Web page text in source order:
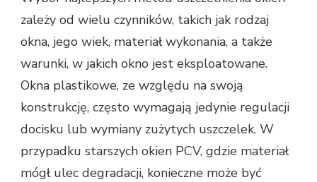
zależy od wielu czynników, takich jak rodzaj
okna, jego wiek, materiał wykonania, a także
warunki, w jakich okno jest eksploatowane.
Okna plastikowe, ze względu na swoją
konstrukcję, często wymagają jedynie regulacji
docisku lub wymiany zużytych uszczelek. W
przypadku starszych okien PCV, gdzie materiał
mógł ulec degradacji, konieczne może być